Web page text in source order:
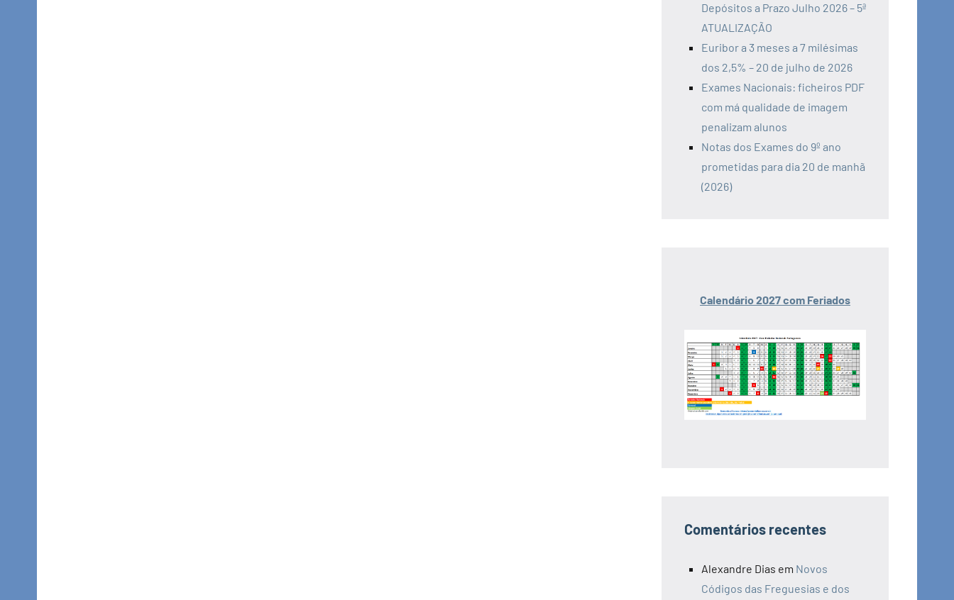
Depósitos a Prazo Julho 2026 – 5ª
ATUALIZAÇÃO
Euribor a 3 meses a 7 milésimas
dos 2,5% – 20 de julho de 2026
Exames Nacionais: ficheiros PDF
com má qualidade de imagem
penalizam alunos
Notas dos Exames do 9º ano
prometidas para dia 20 de manhã
(2026)
Calendário 2027 com Feriados
Comentários recentes
Alexandre Dias em Novos
Códigos das Freguesias e dos